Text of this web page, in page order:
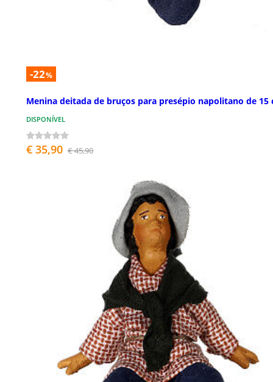
-22%
Menina deitada de bruços para presépio napolitano de 15
DISPONÍVEL
€ 35,90 € 45,90